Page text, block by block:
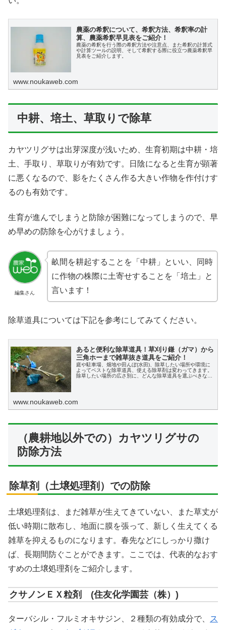
農薬の希釈について、希釈方法、希釈率の計
算、農薬希釈早見表をご紹介！
農薬の希釈を行う際の希釈方法や注意点、また希釈の計算式
や計算ツールの説明、そして希釈する際に役立つ農薬希釈早
見表をご紹介します。
www.noukaweb.com
中耕、培土、草取りで除草
カヤツリグサは出芽深度が浅いため、生育初期は中耕・培
土、手取り、草取りが有効です。日陰になると生育が顕著
に悪くなるので、影をたくさん作る大きい作物を作付けす
るのも有効です。
生育が進んでしまうと防除が困難になってしまうので、早
め早めの防除を心がけましょう。
編集さん
畝間を耕起することを「中耕」といい、同時
に作物の株際に土寄せすることを「培土」と
言います！
除草道具については下記を参考にしてみてください。
あると便利な除草道具！草刈り鎌（ガマ）から
三角ホーまで雑草抜き道具をご紹介！
庭や駐車場、畑地や田んぼ(水田)、除草したい場所や環境に
よってベストな除草道具、使える除草剤は変わってきます。
除草したい場所の広さ別に、どんな除草道具を選ぶべきなの
www.noukaweb.com
（農耕地以外での）カヤツリグサの
防除方法
除草剤（土壌処理剤）での防除
土壌処理剤は、まだ雑草が生えてきていない、また草丈が
低い時期に散布し、地面に膜を張って、新しく生えてくる
雑草を抑えるものになります。春先などにしっかり撒け
ば、長期間防ぐことができます。ここでは、代表的なおす
すめの土壌処理剤をご紹介します。
クサノンＥＸ粒剤 (住友化学園芸（株）)
ターバシル・フルミオキサジン、２種類の有効成分で、
ス
はてブ
LINE
LinkedIn